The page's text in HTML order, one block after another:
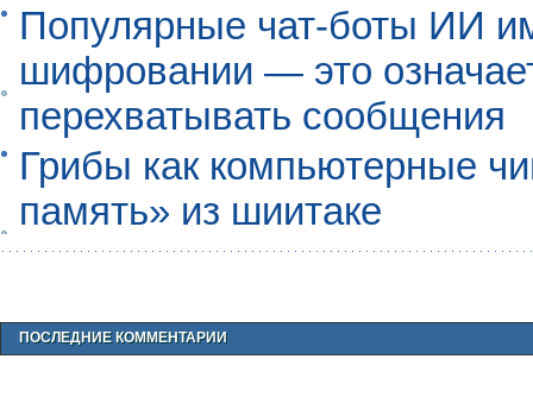
Популярные чат-боты ИИ
шифровании — это
перехватывать сообщения
Грибы как компьютерные
память» из шиитаке
ПОСЛЕДНИЕ КОММЕНТАРИИ